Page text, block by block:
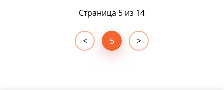
Страница 5 из 14
5